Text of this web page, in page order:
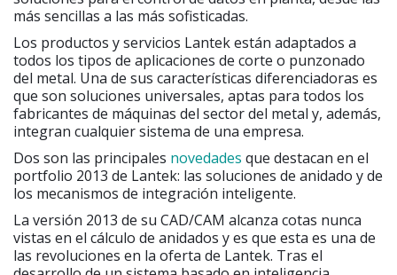
más sencillas a las más sofisticadas.
Los productos y servicios Lantek están adaptados a
todos los tipos de aplicaciones de corte o punzonado
del metal. Una de sus características diferenciadoras es
que son soluciones universales, aptas para todos los
fabricantes de máquinas del sector del metal y, además,
integran cualquier sistema de una empresa.
Dos son las principales novedades que destacan en el
portfolio 2013 de Lantek: las soluciones de anidado y de
los mecanismos de integración inteligente.
La versión 2013 de su CAD/CAM alcanza cotas nunca
vistas en el cálculo de anidados y es que esta es una de
las revoluciones en la oferta de Lantek. Tras el